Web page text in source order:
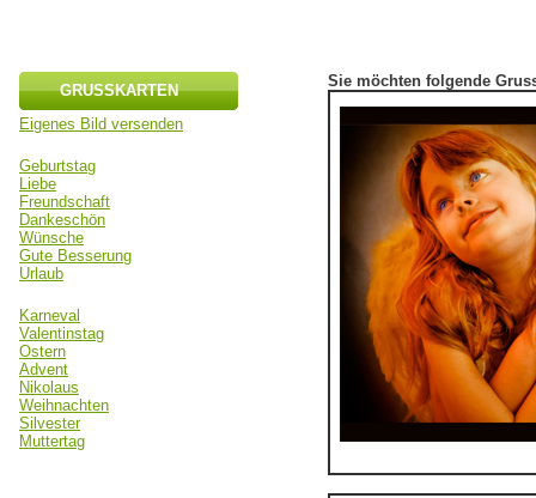
GRUSSKARTEN
Eigenes Bild versenden
Geburtstag
Liebe
Freundschaft
Dankeschön
Wünsche
Gute Besserung
Urlaub
Karneval
Valentinstag
Ostern
Advent
Nikolaus
Weihnachten
Silvester
Muttertag
Sie möchten folgende